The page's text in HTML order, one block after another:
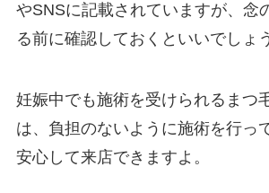
やSNSに記載されていますが、念
る前に確認しておくといいでしょ
妊娠中でも施術を受けられるまつ
は、負担のないように施術を行っ
安心して来店できますよ。